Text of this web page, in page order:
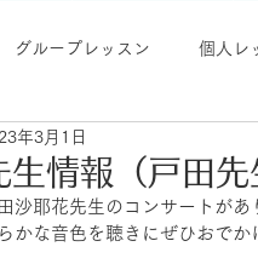
グループレッスン 個人レ
コンサート
生情報（戸田先
年3月1日
沙耶花先生のコンサートがあ
かな音色を聴きにぜひおでか